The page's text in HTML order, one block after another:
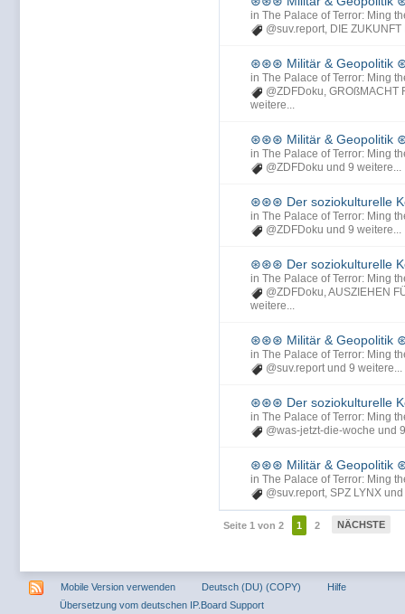
in The Palace of Terror: Ming
@suv.report, DIE
⊛⊛⊛ Militär & Geopolitik
in The Palace of Terror: Ming
@ZDFDoku, GROßMACHT
weitere...
⊛⊛⊛ Militär & Geopolitik
in The Palace of Terror: Ming
@ZDFDoku und 9 weitere...
⊛⊛⊛ Der soziokulturelle
in The Palace of Terror: Ming
@ZDFDoku und 9 weitere...
⊛⊛⊛ Der soziokulturelle
in The Palace of Terror: Ming
@ZDFDoku,AUSZIEHEN
weitere...
⊛⊛⊛ Militär & Geopolitik
in The Palace of Terror: Ming
@suv.report und 9 weitere...
⊛⊛⊛ Der soziokulturelle
in The Palace of Terror: Ming
@was-jetzt-die-woche und
⊛⊛⊛ Militär & Geopolitik
in The Palace of Terror: Ming
@suv.report, SPZ LYNX und
Seite 1 von 2 1 2 NÄCHSTE
Mobile Version verwenden Deutsch (DU) (COPY)
Hilfe
Übersetzung vom deutschen IP.Board Support